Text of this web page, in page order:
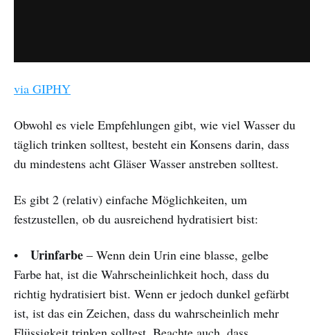
via GIPHY
Obwohl es viele Empfehlungen gibt, wie viel Wasser du
täglich trinken solltest, besteht ein Konsens darin, dass
du mindestens acht Gläser Wasser anstreben solltest.
Es gibt 2 (relativ) einfache Möglichkeiten, um
festzustellen, ob du ausreichend hydratisiert bist:
• Urinfarbe – Wenn dein Urin eine blasse, gelbe
Farbe hat, ist die Wahrscheinlichkeit hoch, dass du
richtig hydratisiert bist. Wenn er jedoch dunkel gefärbt
ist, ist das ein Zeichen, dass du wahrscheinlich mehr